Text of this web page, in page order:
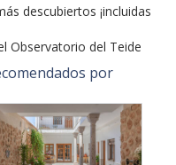
descubiertos ¡incluidas
Observatorio del Teide
por